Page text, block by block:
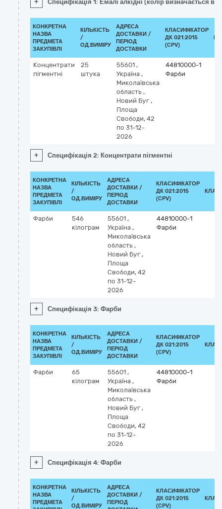
+ Специфікація 1: Емалі алкідні (колір визначається в
КОНКРЕТНА
НАЗВА
ПРЕДМЕТА
ЗАКУПІВЛІ
КІЛЬКІСТЬ
/
ОД.ВИМІРУ
АДРЕСА
ДОСТАВКИ /
ПЕРІОД
ДОСТАВКИ
КЛАСИФІКАТОР
ДК 021:2015
(CPV)
Концентрати
пігментні
25
штука
55601 ,
Україна ,
Миколаївська
область ,
Новий Буг,
Площа
Свободи, 42
по 31-12-
2026
44810000-1
Фарби
+ Специфікація 2: Концентрати пігментні
КОНКРЕТНА
НАЗВА
ПРЕДМЕТА
ЗАКУПІВЛІ
КІЛЬКІСТЬ
/
ОД.ВИМІРУ
АДРЕСА
ДОСТАВКИ /
ПЕРІОД
ДОСТАВКИ
КЛАСИФІКАТОР
ДК 021:2015
(CPV)
Фарби
546
кілограм
55601 ,
Україна ,
Миколаївська
область ,
Новий Буг,
Площа
Свободи, 42
по 31-12-
2026
44810000-1
Фарби
+ Специфікація 3: Фарби
КОНКРЕТНА
НАЗВА
ПРЕДМЕТА
ЗАКУПІВЛІ
КІЛЬКІСТЬ
/
ОД.ВИМІРУ
АДРЕСА
ДОСТАВКИ /
ПЕРІОД
ДОСТАВКИ
КЛАСИФІКАТОР
ДК 021:2015
(CPV)
Фарби
65
кілограм
55601 ,
Україна ,
Миколаївська
область ,
Новий Буг,
Площа
Свободи, 42
по 31-12-
2026
44810000-1
Фарби
+ Специфікація 4: Фарби
КОНКРЕТНА
НАЗВА
ПРЕДМЕТА
КІЛЬКІСТЬ
/
ОД.ВИМІРУ
АДРЕСА
ДОСТАВКИ /
ПЕРІОД
КЛАСИФІКАТОР
ДК 021:2015
(CPV)